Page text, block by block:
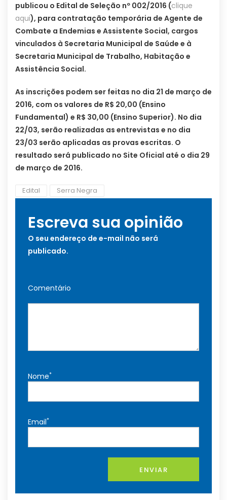
publicou o Edital de Seleção nº 002/2016 (clique
aqui), para contratação temporária de Agente de
Combate a Endemias e Assistente Social, cargos
vinculados à Secretaria Municipal de Saúde e à
Secretaria Municipal de Trabalho, Habitação e
Assistência Social.
As inscrições podem ser feitas no dia 21 de março de
2016, com os valores de R$ 20,00 (Ensino
Fundamental) e R$ 30,00 (Ensino Superior). No dia
22/03, serão realizadas as entrevistas e no dia
23/03 serão aplicadas as provas escritas. O
resultado será publicado no Site Oficial até o dia 29
de março de 2016.
Edital Serra Negra
Escreva sua opinião
O seu endereço de e-mail não será
publicado.
Comentário
Nome*
Email*
ENVIAR